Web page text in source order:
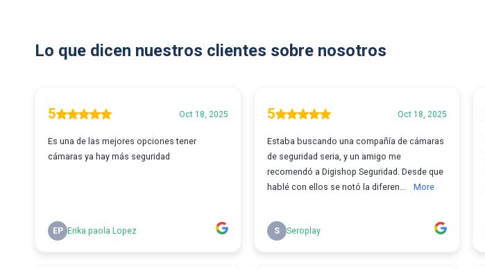
Lo que dicen nuestros clientes sobre nosotros
5 Oct 18, 2025
Es una de las mejores opciones tener
cámaras ya hay más seguridad
EP Erika paola Lopez
5 Oct 18, 2025
Estaba buscando una compañía de cámaras
de seguridad seria, y un amigo me
recomendó a Digishop Seguridad. Desde que
hablé con ellos se notó la diferen...
More
S Seroplay